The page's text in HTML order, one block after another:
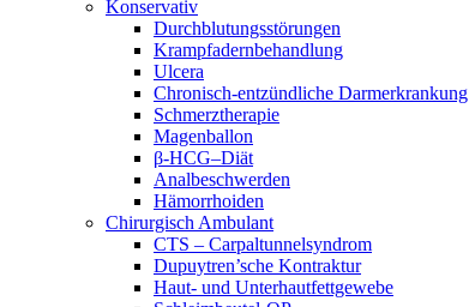
Konservativ
Durchblutungsstörungen
Krampfadernbehandlung
Ulcera
Chronisch-entzündliche Darmerkrankung
Schmerztherapie
Magenballon
β-HCG–Diät
Analbeschwerden
Hämorrhoiden
Chirurgisch Ambulant
CTS – Carpaltunnelsyndrom
Dupuytren’sche Kontraktur
Haut- und Unterhautfettgewebe